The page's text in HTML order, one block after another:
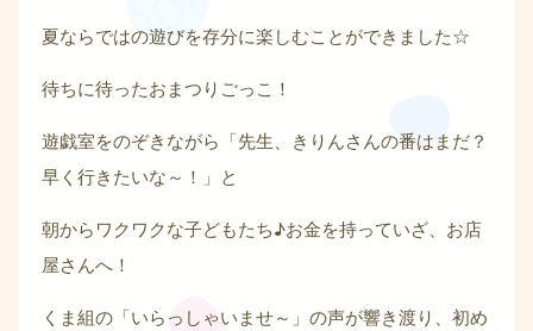
夏ならではの遊びを存分に楽しむことができました☆
待ちに待ったおまつりごっこ！
遊戯室をのぞきながら「先生、きりんさんの番はまだ？
早く行きたいな～！」と
朝からワクワクな子どもたち♪お金を持っていざ、お店
屋さんへ！
くま組の「いらっしゃいませ～」の声が響き渡り、初め